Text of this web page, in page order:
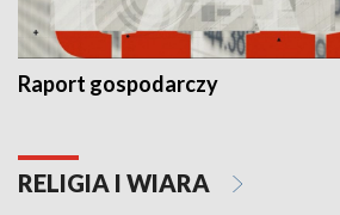
Raport gospodarczy
RELIGIA I WIARA